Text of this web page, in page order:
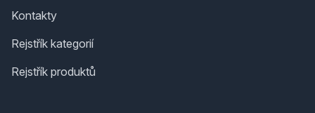
Kontakty
Rejstřík kategorií
Rejstřík produktů